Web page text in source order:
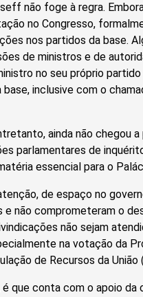
não foge à regra.
no Congresso,
nos partidos da base.
de ministros e de
no seu próprio partido
inclusive com o
ainda não chegou
parlamentares de
essencial para o
de espaço no
não comprometeram o
não sejam
na votação da
de Recursos da União
que conta com o apoio da